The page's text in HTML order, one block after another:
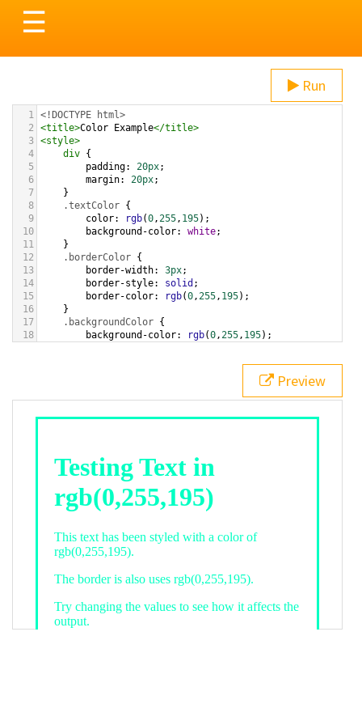
Toggle
navigation
☰
Run
1 <!DOCTYPE html>
2
<title>Color Example</title>
3 <style>
4
div {
5
padding: 20px;
6
margin: 20px;
7
}
8
.textColor {
9
color: rgb(0,255, 195);
10
background-color: white;
11
}
12
.borderColor {
13
border-width: 3px;
14
border-style: solid ;
15
border-color: rgb(0,255, 195);
16
}
17
.backgroundColor {
18
background-color: rgb(0,255, 195);
bottom ,
white, rgb(0,255,195));
div class="textColor borderColor"
< h1>Testing Text in rgb(0,255,195)
Preview